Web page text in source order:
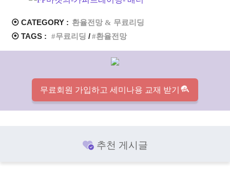
⦿ CATEGORY : 환율전망 & 무료리딩
⦿ TAGS :
무료리딩 환율전망
무료회원 가입하고 세미나용 교재 받기
추천 게시글